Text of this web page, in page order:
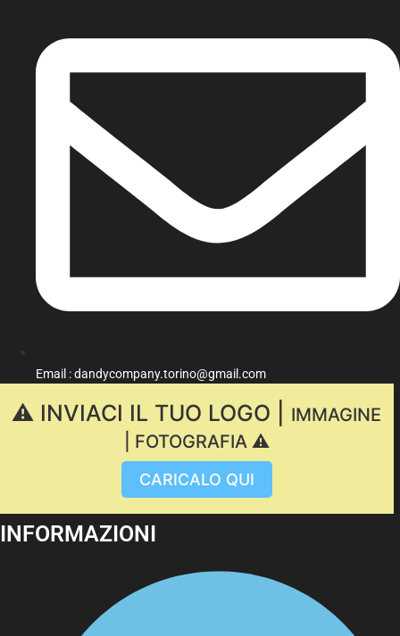
Email : dandycompany.torino@gmail.com
⚠️ INVIACI IL TUO LOGO |
IMMAGINE
| FOTOGRAFIA ⚠️
CARICALO QUI
INFORMAZIONI